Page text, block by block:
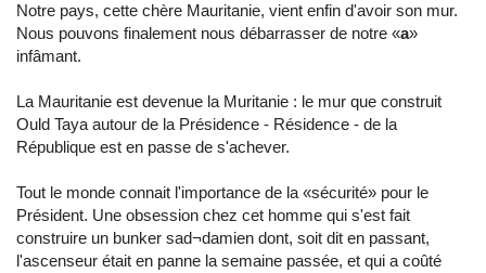
Notre pays, cette chère Mauritanie, vient enfin d'avoir son mur.
Nous pouvons finalement nous débarrasser de notre «a»
infâmant.
La Mauritanie est devenue la Muritanie : le mur que construit
Ould Taya autour de la Présidence - Résidence - de la
République est en passe de s'achever.
Tout le monde connait l'importance de la «sécurité» pour le
Président. Une obsession chez cet homme qui s'est fait
construire un bunker sad¬damien dont, soit dit en passant,
l'ascenseur était en panne la semaine passée, et qui a coûté